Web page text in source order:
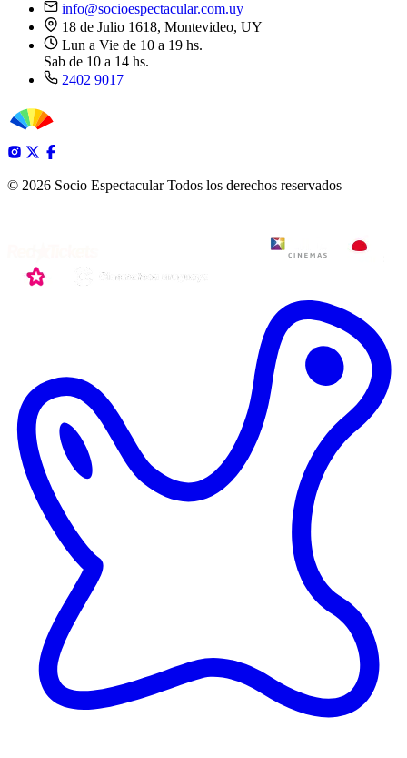
info@socioespectacular.com.uy
18 de Julio 1618, Montevideo, UY
Lun a Vie de 10 a 19 hs.
Sab de 10 a 14 hs.
2402 9017
© 2026 Socio Espectacular Todos los derechos reservados